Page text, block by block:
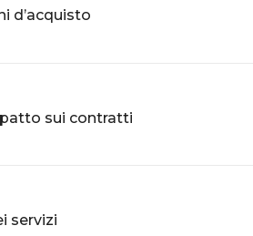
d’acquisto
sui contratti
servizi